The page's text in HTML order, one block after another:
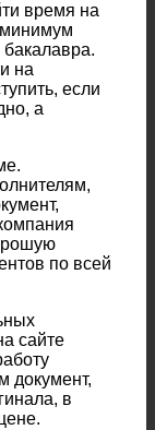
время на
минимум
на
если
а
по всей
сайте
документ,
в